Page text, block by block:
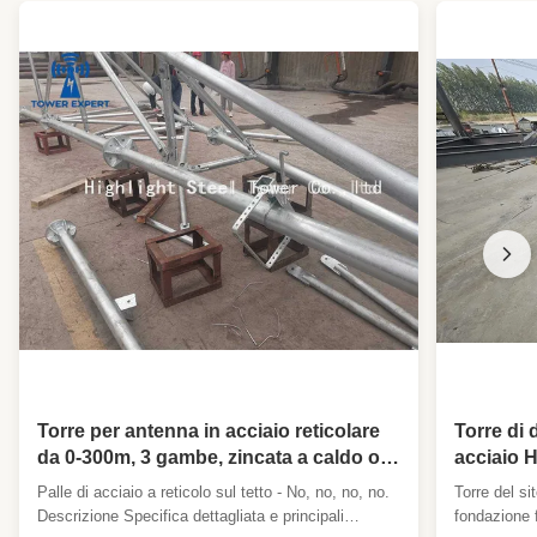
Torre per antenna in acciaio reticolare
da 0-300m, 3 gambe, zincata a caldo o
verniciata
Palle di acciaio a reticolo sul tetto - No, no, no, no.
Descrizione Specifica dettagliata e principali
Torre di
acciaio
Torre del
fondazione